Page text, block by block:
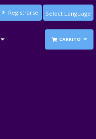
Registrarse
Translate
CARRITO